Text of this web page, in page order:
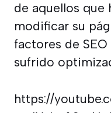
de aquellos que
modificar su
factores de
sufrido
https://